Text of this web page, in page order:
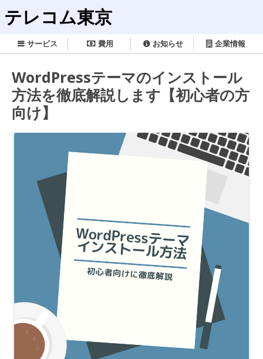
テレコム東京
サービス 費用 お知らせ 企業情報
WordPressテーマのインストール
方法を徹底解説します【初心者の方
向け】